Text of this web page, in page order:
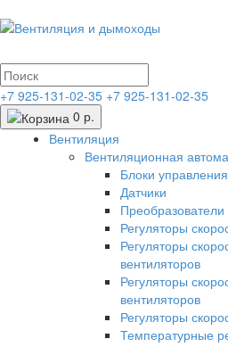
+7 925-131-02-35 +7 925-131-02-35
0 р.
Вентиляция
Вентиляционная
Блоки
Датчики
Преобразователи
Регуляторы
Регуляторы
вентиляторов
Регуляторы
вентиляторов
Регуляторы
Температурные